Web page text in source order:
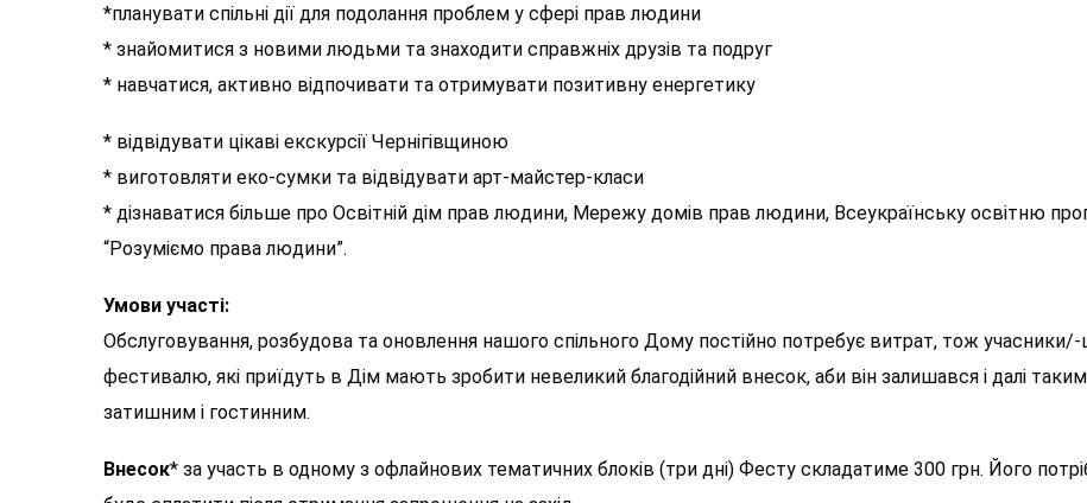
*планувати спільні дії для подолання проблем у сфері прав людини
* знайомитися з новими людьми та знаходити справжніх друзів та подруг
* навчатися, активно відпочивати та отримувати позитивну енергетику
* відвідувати цікаві екскурсії Чернігівщиною
* виготовляти еко-сумки та відвідувати арт-майстер-класи
* дізнаватися більше про Освітній дім прав людини, Мережу домів прав людини, Всеукраїнську освітню
“Розуміємо права людини”.
Умови участі:
Обслуговування, розбудова та оновлення нашого спільного Дому постійно потребує витрат, тож учасники/-
фестивалю, які приїдуть в Дім мають зробити невеликий благодійний внесок, аби він залишався і далі
затишним і гостинним.
Внесок* за участь в одному з офлайнових тематичних блоків (три дні) Фесту складатиме 300 грн. Його